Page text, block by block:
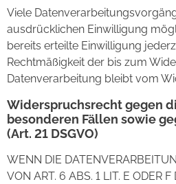
Viele
ausdrücklichen Einwilligung
bereits erteilte Einwilligung
Rechtmäßigkeit der bis zum
Datenverarbeitung bleibt vom
Widerspruchsrecht gegen
besonderen Fällen sowie
(Art. 21 DSGVO)
WENN DIE
VON ART. 6 ABS. 1 LIT. E ODER F